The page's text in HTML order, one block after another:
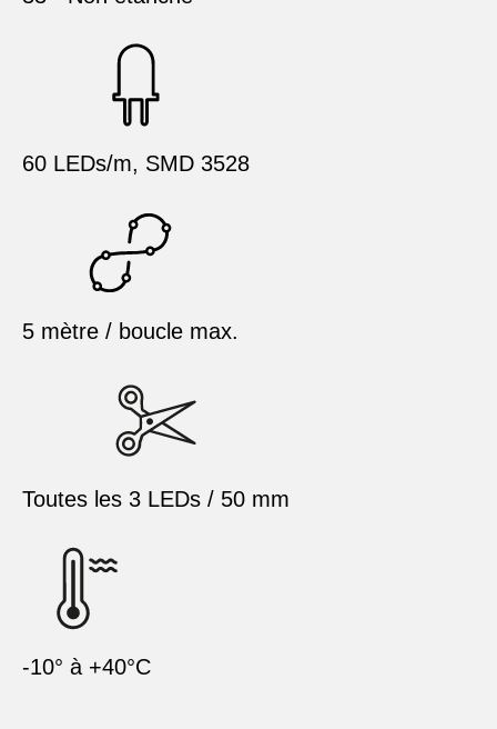
60 LEDs/m, SMD 3528
5 mètre / boucle max.
Toutes les 3 LEDs / 50 mm
-10° à +40°C